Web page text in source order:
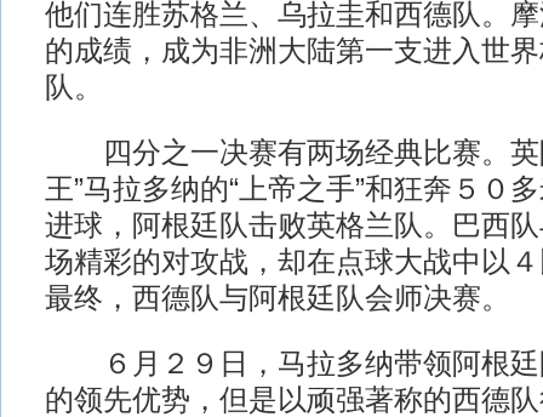
他们连胜苏格兰、乌拉圭和西德队。
的成绩，成为非洲大陆第一支进入世
队。
四分之一决赛有两场经典比赛。英
王”马拉多纳的“上帝之手”和狂奔５０
进球，阿根廷队击败英格兰队。巴西
场精彩的对攻战，却在点球大战中以
最终，西德队与阿根廷队会师决赛。
６月２９日，马拉多纳带领阿根廷
的领先优势，但是以顽强著称的西德